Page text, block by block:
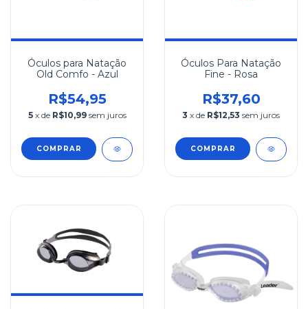
Óculos para Natação
Old Comfo - Azul
R$54,95
5 x de R$10,99 sem juros
COMPRAR
Óculos Para Natação
Fine - Rosa
R$37,60
3 x de R$12,53 sem juros
COMPRAR